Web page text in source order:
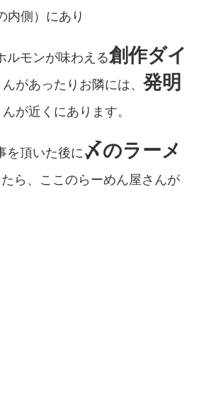
内側）にあり
ルモンが味わえる創作ダイ
があったりお隣には、 発明
んが近くにあります。
を頂いた後に〆のラーメ
ら、ここのらーめん屋さんが